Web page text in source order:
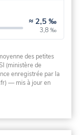
≈ 2,5 ‰
3,8 ‰
des petites
(ministère de
enregistrée par la
— mis à jour en